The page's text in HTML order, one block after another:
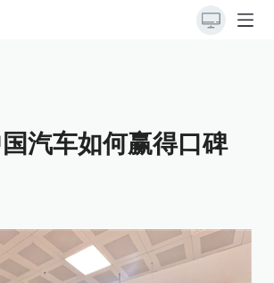
汽车如何赢得口碑